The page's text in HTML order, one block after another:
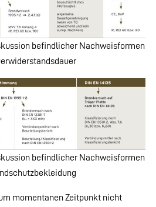
befindlicher Nachweisformen
befindlicher Nachweisformen
momentanen Zeitpunkt nicht